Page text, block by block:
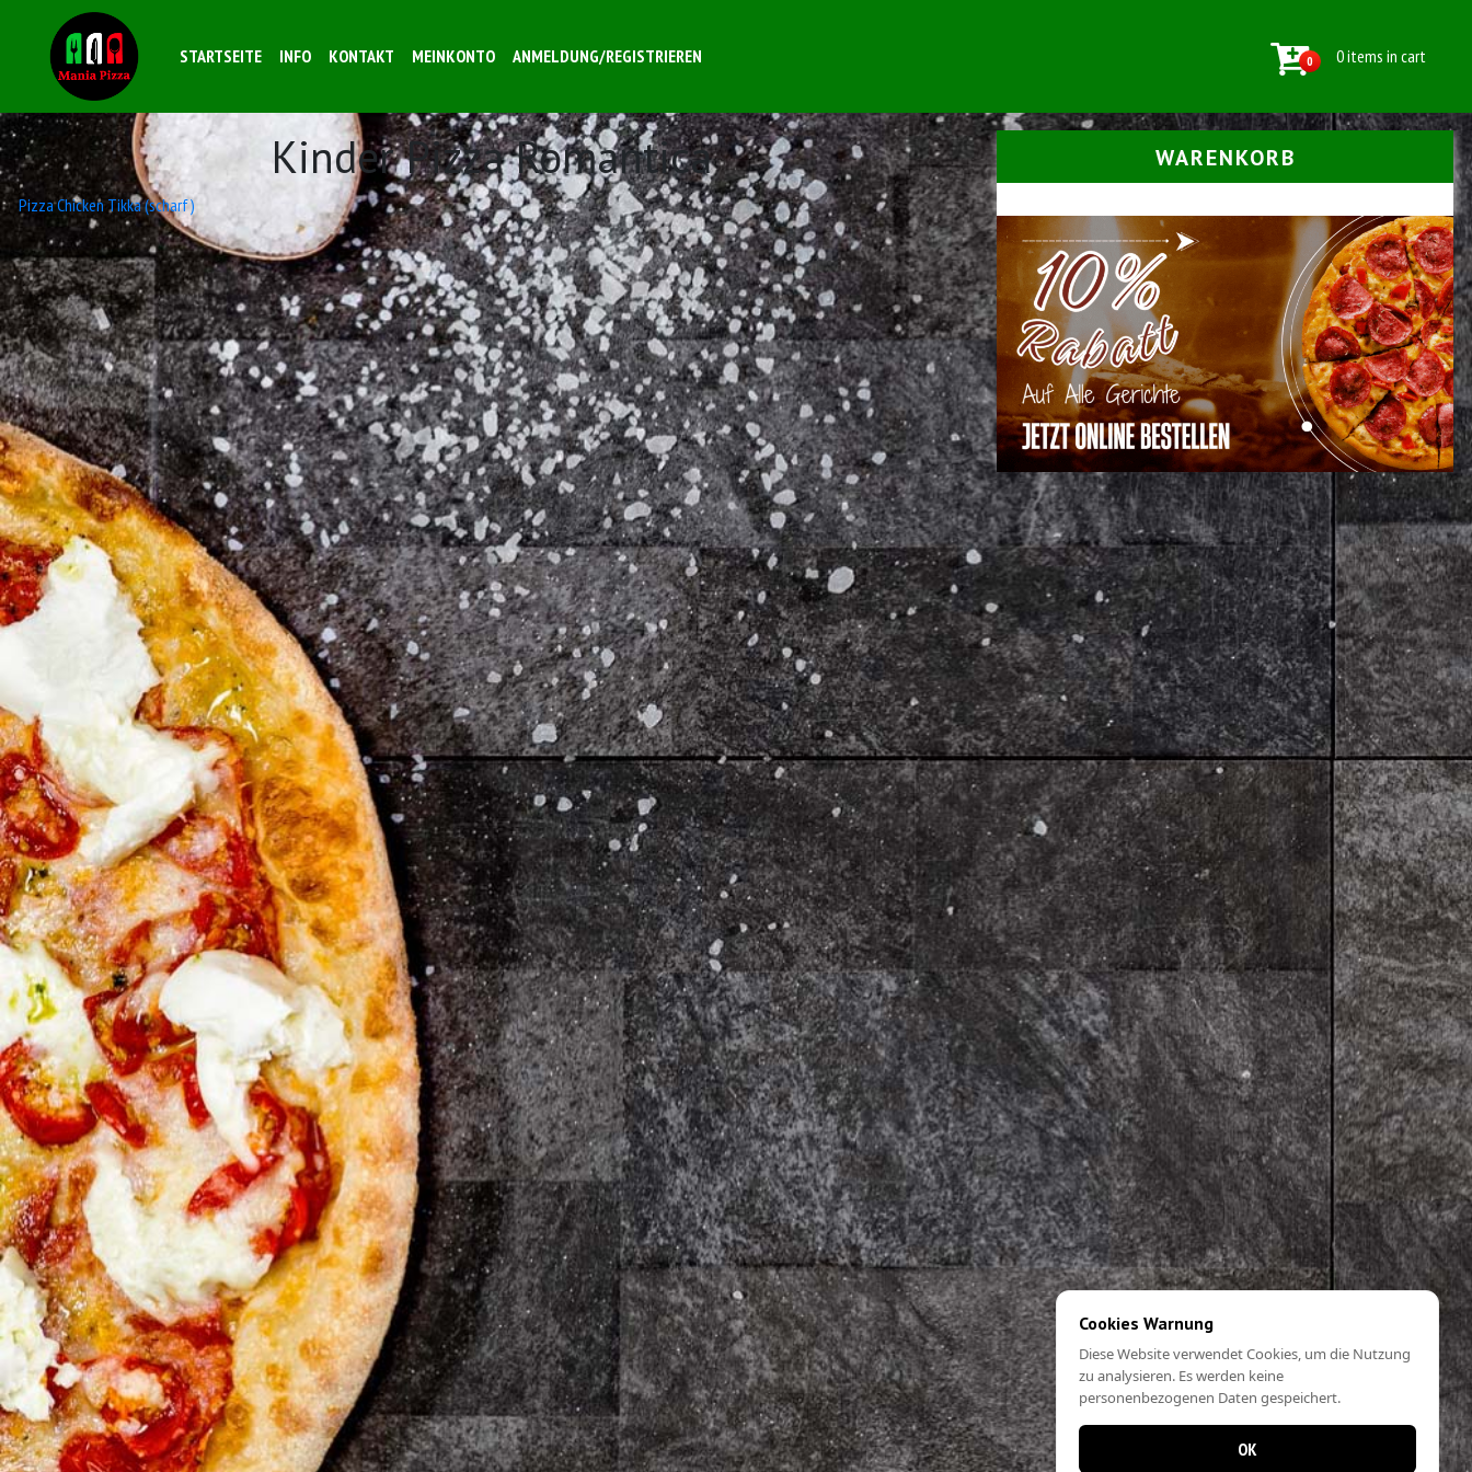
STARTSEITE INFO KONTAKT MEINKONTO ANMELDUNG/REGISTRIEREN 0 0 items in cart
Kinder Pizza Romantica
Beitrags-
Navigation
Pizza Chicken Tikka (scharf)
WARENKORB
Cookies Warnung
Diese Website verwendet Cookies, um die Nutzung
zu analysieren. Es werden keine
personenbezogenen Daten gespeichert.
OK